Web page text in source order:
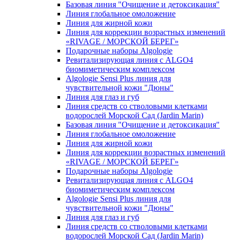
Базовая линия "Очищение и детоксикация"
Линия глобальное омоложение
Линия для жирной кожи
Линия для коррекции возрастных изменений
«RIVAGE / МОРСКОЙ БЕРЕГ»
Подарочные наборы Algologie
Ревитализирующая линия с ALGO4
биомиметическим комплексом
Algologie Sensi Plus линия для
чувcтвительной кожи "Дюны"
Линия для глаз и губ
Линия средств со стволовыми клетками
водорослей Морской Сад (Jardin Marin)
Базовая линия "Очищение и детоксикация"
Линия глобальное омоложение
Линия для жирной кожи
Линия для коррекции возрастных изменений
«RIVAGE / МОРСКОЙ БЕРЕГ»
Подарочные наборы Algologie
Ревитализирующая линия с ALGO4
биомиметическим комплексом
Algologie Sensi Plus линия для
чувcтвительной кожи "Дюны"
Линия для глаз и губ
Линия средств со стволовыми клетками
водорослей Морской Сад (Jardin Marin)